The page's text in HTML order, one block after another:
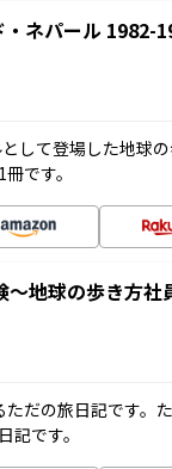
ネパール 1982-
して登場した地球
です。
～地球の歩き方社
だの旅日記です。
記です。